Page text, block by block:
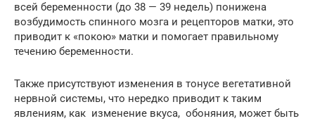
всей беременности (до 38 — 39 недель) понижена
возбудимость спинного мозга и рецепторов матки, это
приводит к «покою» матки и помогает правильному
течению беременности.
Также присутствуют изменения в тонусе вегетативной
нервной системы, что нередко приводит к таким
явлениям, как изме­нение вкуса, обоняния, может быть